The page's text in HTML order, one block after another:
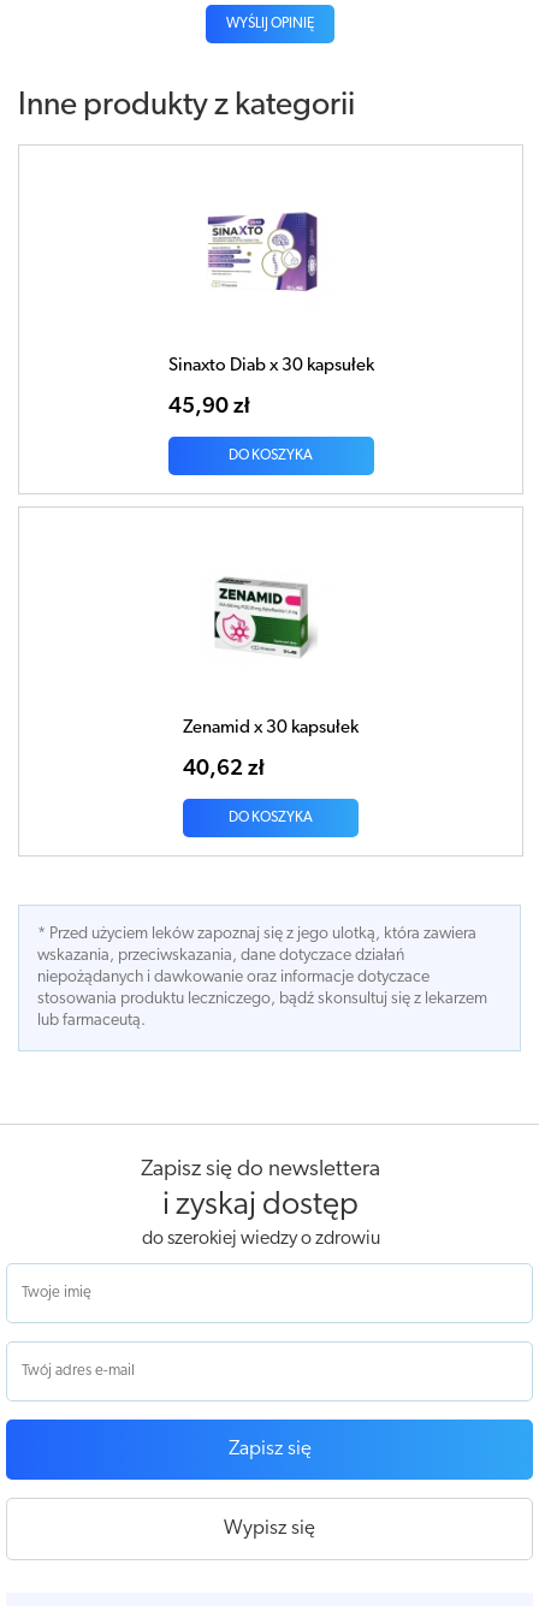
WYŚLIJ OPINIĘ
Inne produkty z kategorii
Sinaxto Diab x 30 kapsułek
45,90 zł
DO KOSZYKA
Zenamid x 30 kapsułek
40,62 zł
DO KOSZYKA
* Przed użyciem leków zapoznaj się z jego ulotką, która zawiera
wskazania, przeciwskazania, dane dotyczace działań
niepożądanych i dawkowanie oraz informacje dotyczace
stosowania produktu leczniczego, bądź skonsultuj się z lekarzem
lub farmaceutą.
Zapisz się do newslettera
i zyskaj dostęp
do szerokiej wiedzy o zdrowiu
Zapisz się
Wypisz się